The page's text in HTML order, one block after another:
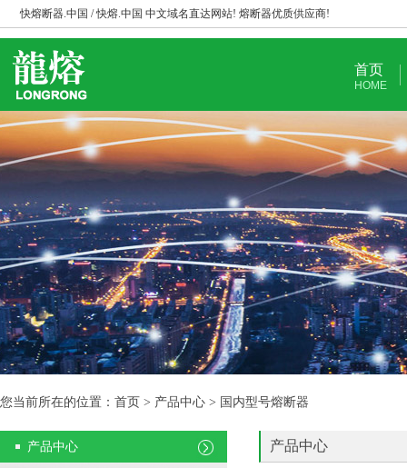
快熔断器.中国 / 快熔.中国 中文域名直达网站! 熔断器优质供应商!
首页
HOME
您当前所在的位置：首页 > 产品中心 > 国内型号熔断器
产品中心 产品中心